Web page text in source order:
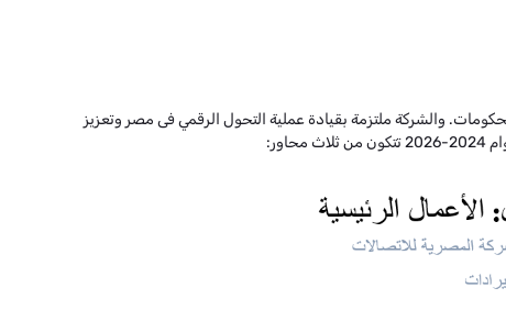
والشركة ملتزمة بقيادة عملية التحول الرقمي فى مصر وتعزيز